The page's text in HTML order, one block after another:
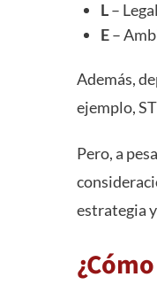
L–
E–
Además,
ejemplo,
Pero, a
estrategia